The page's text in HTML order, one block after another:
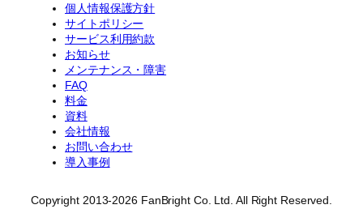
個人情報保護方針
サイトポリシー
サービス利用約款
お知らせ
メンテナンス・障害
FAQ
料金
資料
会社情報
お問い合わせ
導入事例
Copyright 2013-2026 FanBright Co. Ltd. All Right Reserved.